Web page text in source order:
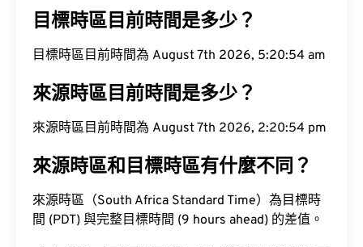
目標時區目前時間是多少？
目標時區目前時間為 August 7th 2026, 5:20:55 am
來源時區目前時間是多少？
來源時區目前時間為 August 7th 2026, 2:20:55 pm
來源時區和目標時區有什麼不同？
來源時區（South Africa Standard Time）為目標時
間 (PDT) 與完整目標時間 (9 hours ahead) 的差值。